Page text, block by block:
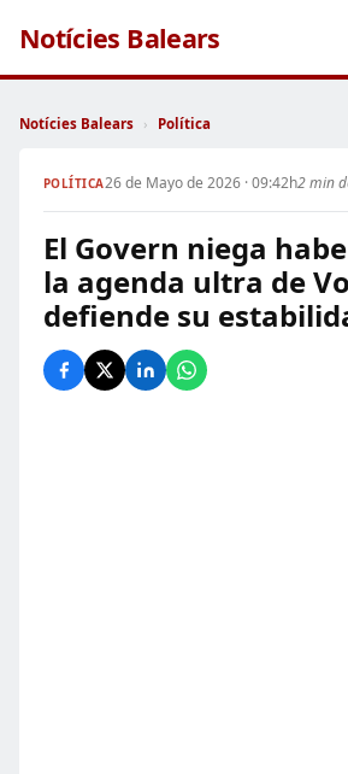
Notícies Balears
Notícies Balears › Política
POLÍTICA26 de Mayo de 2026 · 09:42h2 min
El Govern niega
la agenda ultra de
defiende su